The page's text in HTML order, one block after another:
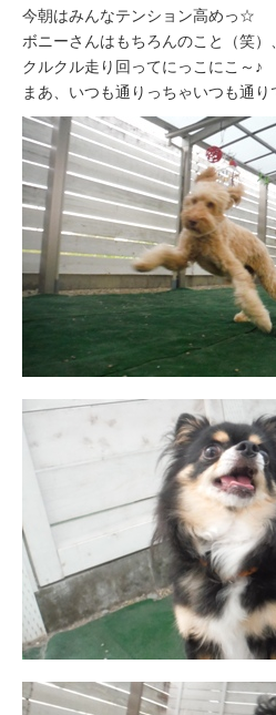
今朝はみんなテンション高めっ☆
ボニーさんはもちろんのこと（笑）
クルクル走り回ってにっこにこ～♪
まあ、いつも通りっちゃいつも通り